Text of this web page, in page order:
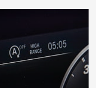
AUTO au Bahrein